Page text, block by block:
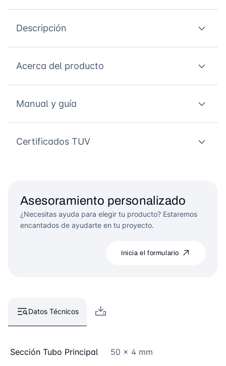
Descripción
Acerca del producto
Manual y guía
Certificados TUV
Asesoramiento personalizado
¿Necesitas ayuda para elegir tu producto? Estaremos
encantados de ayudarte en tu proyecto.
Inicia el formulario
Datos Técnicos
Sección Tubo Principal 50 x 4 mm